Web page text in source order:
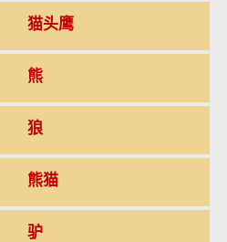
猫头鹰
熊
狼
熊猫
驴